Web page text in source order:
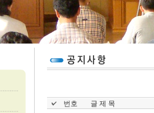
번호 글 제 목